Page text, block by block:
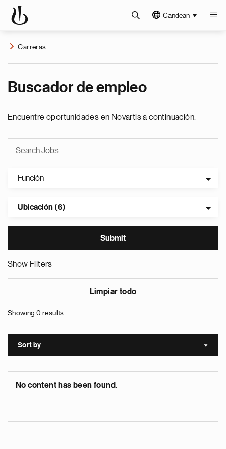
Candean
Carreras
Buscador de empleo
Encuentre oportunidades en Novartis a continuación.
Función
Ubicación (6)
Show Filters
Limpiar todo
Showing 0 results
Sort by Sort
No content has been found.